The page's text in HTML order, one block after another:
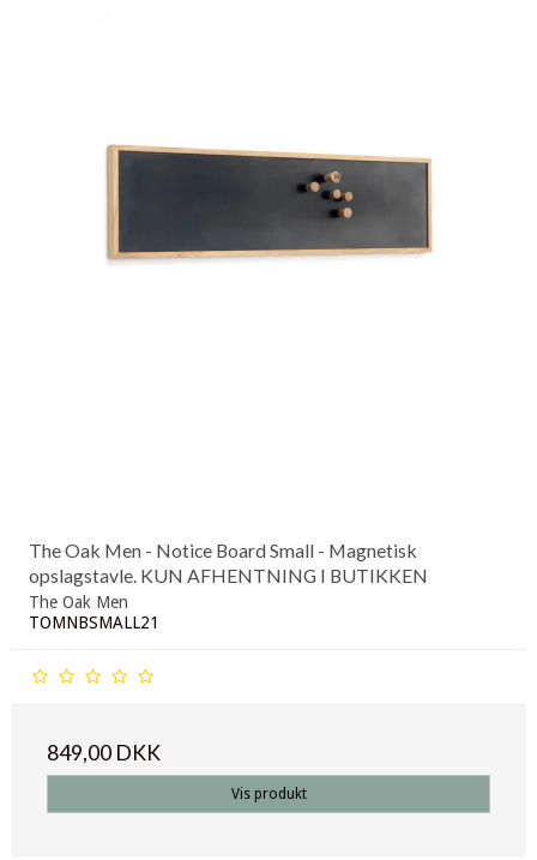
The Oak Men - Notice Board Small - Magnetisk
opslagstavle. KUN AFHENTNING I BUTIKKEN
The Oak Men
TOMNBSMALL21
849,00 DKK
Vis produkt